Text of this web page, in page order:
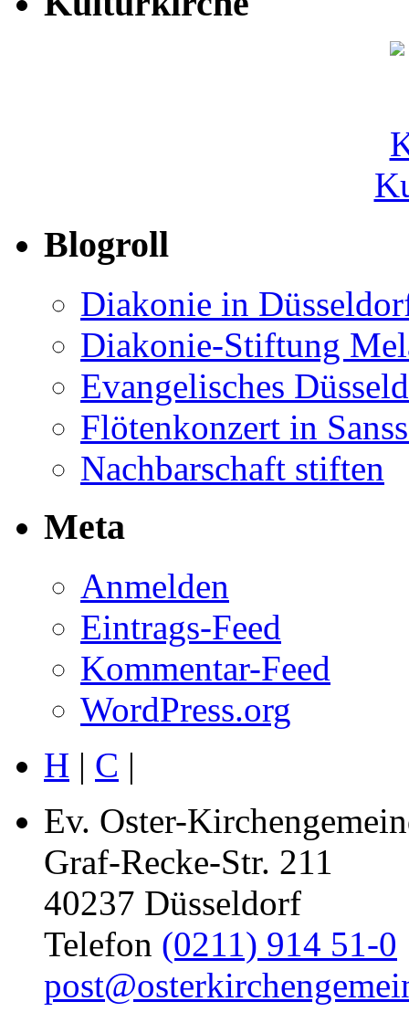
Blogroll
Diakonie in
Diakonie-Stiftung
Evangelisches
Flötenkonzert in
Nachbarschaft stiften
Meta
Anmelden
Eintrags-Feed
Kommentar-Feed
WordPress.org
H | C |
Ev. Oster-
Graf-Recke-Str. 211
40237 Düsseldorf
Telefon (0211) 914 51-0